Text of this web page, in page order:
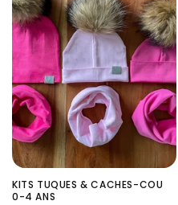
KITS TUQUES & CACHES-COU
0-4 ANS